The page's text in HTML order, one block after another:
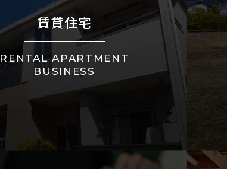
賃貸住宅
RENTAL APARTMENT
BUSINESS